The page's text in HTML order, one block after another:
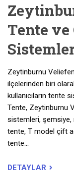
Tente
Zeytinburnu
ilçelerinden biri
kullanıcıların tente
Tente, Zeytinburnu
sistemleri,
tente, T model çift
tente…
DETAYLAR